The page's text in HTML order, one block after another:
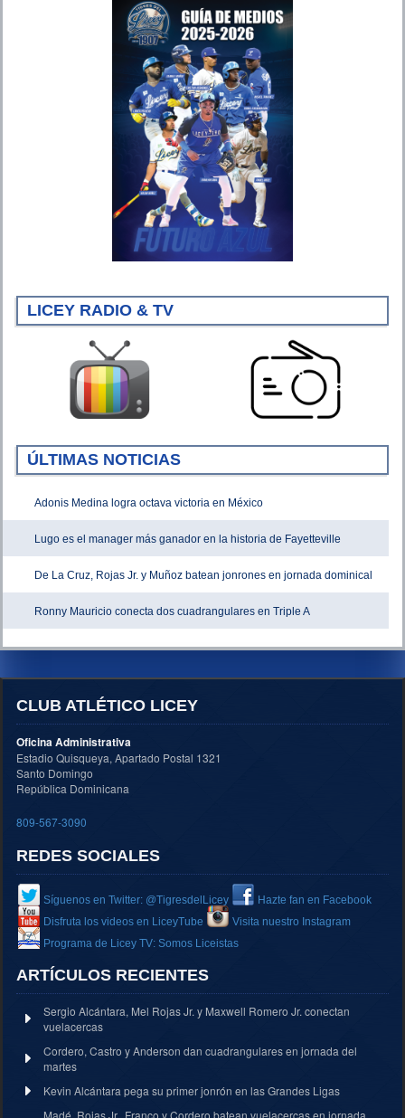
LICEY RADIO & TV
ÚLTIMAS NOTICIAS
Adonis Medina logra octava victoria en México
Lugo es el manager más ganador en la historia de Fayetteville
De La Cruz, Rojas Jr. y Muñoz batean jonrones en jornada dominical
Ronny Mauricio conecta dos cuadrangulares en Triple A
CLUB ATLÉTICO LICEY
Oficina Administrativa
Estadio Quisqueya, Apartado Postal 1321
Santo Domingo
República Dominicana
809-567-3090
REDES SOCIALES
Síguenos en Twitter: @TigresdelLicey
Hazte fan en Facebook
Disfruta los videos en LiceyTube
Visita nuestro Instagram
Programa de Licey TV: Somos Liceistas
ARTÍCULOS RECIENTES
Sergio Alcántara, Mel Rojas Jr. y Maxwell Romero Jr. conectan
vuelacercas
Cordero, Castro y Anderson dan cuadrangulares en jornada del
martes
Kevin Alcántara pega su primer jonrón en las Grandes Ligas
Madé, Rojas Jr., Franco y Cordero batean vuelacercas en jornada